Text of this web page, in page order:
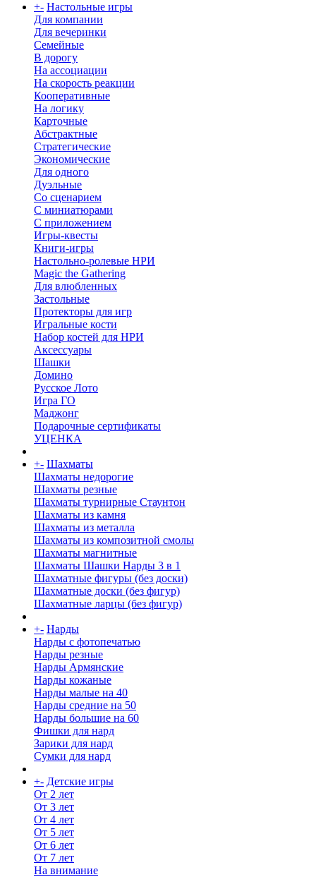
+- Настольные игры
Для компании
Для вечеринки
Семейные
В дорогу
На ассоциации
На скорость реакции
Кооперативные
На логику
Карточные
Абстрактные
Стратегические
Экономические
Для одного
Дуэльные
Со сценарием
С миниатюрами
С приложением
Игры-квесты
Книги-игры
Настольно-ролевые НРИ
Magic the Gathering
Для влюбленных
Застольные
Протекторы для игр
Игральные кости
Набор костей для НРИ
Аксессуары
Шашки
Домино
Русское Лото
Игра ГО
Маджонг
Подарочные сертификаты
УЦЕНКА
+- Шахматы
Шахматы недорогие
Шахматы резные
Шахматы турнирные Стаунтон
Шахматы из камня
Шахматы из металла
Шахматы из композитной смолы
Шахматы магнитные
Шахматы Шашки Нарды 3 в 1
Шахматные фигуры (без доски)
Шахматные доски (без фигур)
Шахматные ларцы (без фигур)
+- Нарды
Нарды с фотопечатью
Нарды резные
Нарды Армянские
Нарды кожаные
Нарды малые на 40
Нарды средние на 50
Нарды большие на 60
Фишки для нард
Зарики для нард
Сумки для нард
+- Детские игры
От 2 лет
От 3 лет
От 4 лет
От 5 лет
От 6 лет
От 7 лет
На внимание